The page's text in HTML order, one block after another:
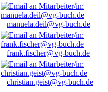
manuela.deil@vg-buch.de
frank.fischer@vg-buch.de
christian.geist@vg-buch.de